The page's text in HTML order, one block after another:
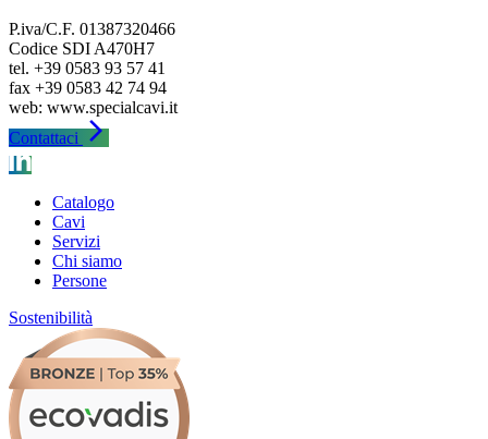
P.iva/C.F. 01387320466
Codice SDI A470H7
tel. +39 0583 93 57 41
fax +39 0583 42 74 94
Contattaci arrow_forward_ios
Catalogo
Cavi
Servizi
Chi siamo
Persone
Sostenibilità